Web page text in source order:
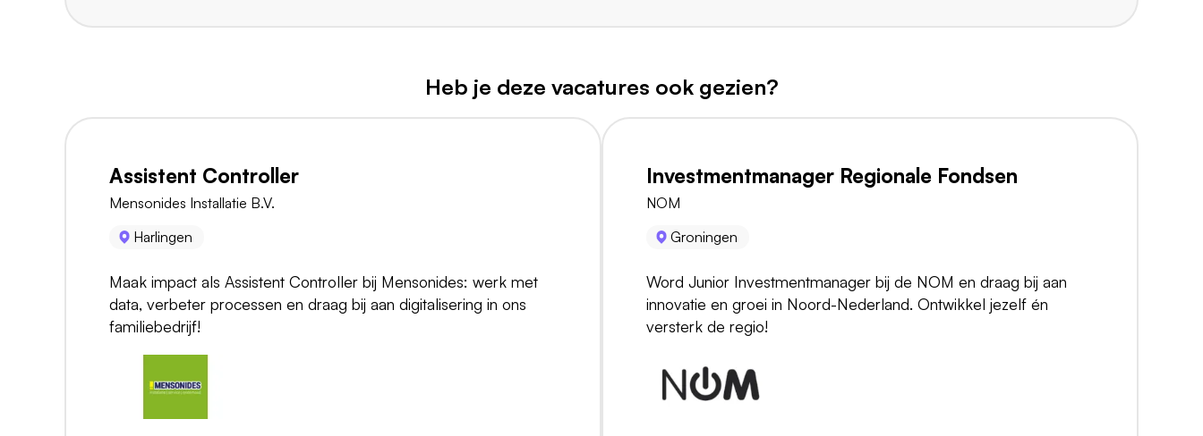
Heb je deze vacatures ook gezien?
Assistent Controller
Mensonides Installatie B.V.
Harlingen
Maak impact als Assistent Controller bij Mensonides: werk met
data, verbeter processen en draag bij aan digitalisering in ons
familiebedrijf!
Investmentmanager Regionale Fondsen
NOM
Groningen
Word Junior Investmentmanager bij de NOM en draag bij aan
innovatie en groei in Noord-Nederland. Ontwikkel jezelf én
versterk de regio!